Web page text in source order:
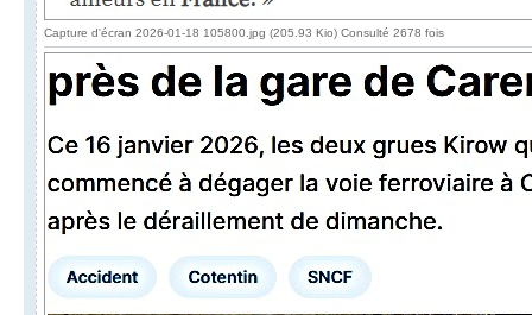
Capture d'écran 2026-01-18 105800.jpg (205.93 Kio) Consulté 2678 fois